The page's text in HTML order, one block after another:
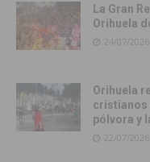
La Gran
Orihuela
24/07/2026
Orihuela
cristianos
pólvora y
22/07/2026